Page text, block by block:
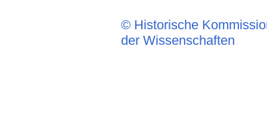
© Historische
der Wissenschaften